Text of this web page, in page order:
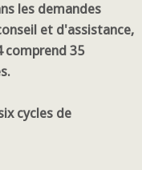
les demandes
et d'assistance,
comprend 35
cycles de